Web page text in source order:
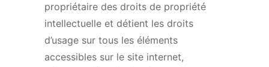
propriétaire des droits de propriété
intellectuelle et détient les droits
d’usage sur tous les éléments
accessibles sur le site internet,